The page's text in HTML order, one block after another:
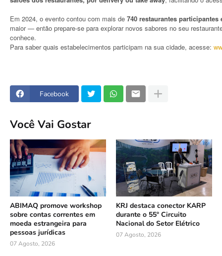
Em 2024, o evento contou com mais de 740 restaurantes participantes
maior — então prepare-se para explorar novos sabores no seu
conhece.
Para saber quais estabelecimentos participam na sua cidade, acesse:
Facebook
Você Vai Gostar
ABIMAQ promove workshop
sobre contas correntes em
moeda estrangeira para
pessoas jurídicas
07 Agosto, 2026
KRJ destaca conector KARP
durante o 55º Circuito
Nacional do Setor Elétrico
07 Agosto, 2026